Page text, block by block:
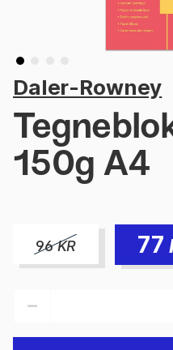
Daler-Rowney
150g A4
96KR 77